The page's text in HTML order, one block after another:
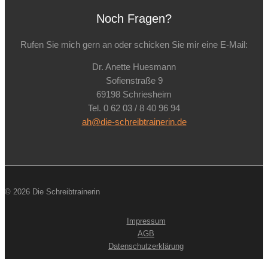
Noch Fragen?
Rufen Sie mich gern an oder schicken Sie mir eine E-Mail:
Dr. Anette Huesmann
Sofienstraße 9
69198 Schriesheim
Tel. 0 62 03 / 8 40 96 94
ah@die-schreibtrainerin.de
© 2026 Die Schreibtrainerin
Impressum
AGB
Datenschutzerklärung